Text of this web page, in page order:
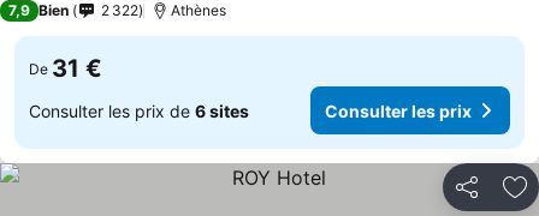
7,9 Bien 2 322 Athènes
De 31 €
Consulter les prix de 6 sites Consulter les prix
Partager